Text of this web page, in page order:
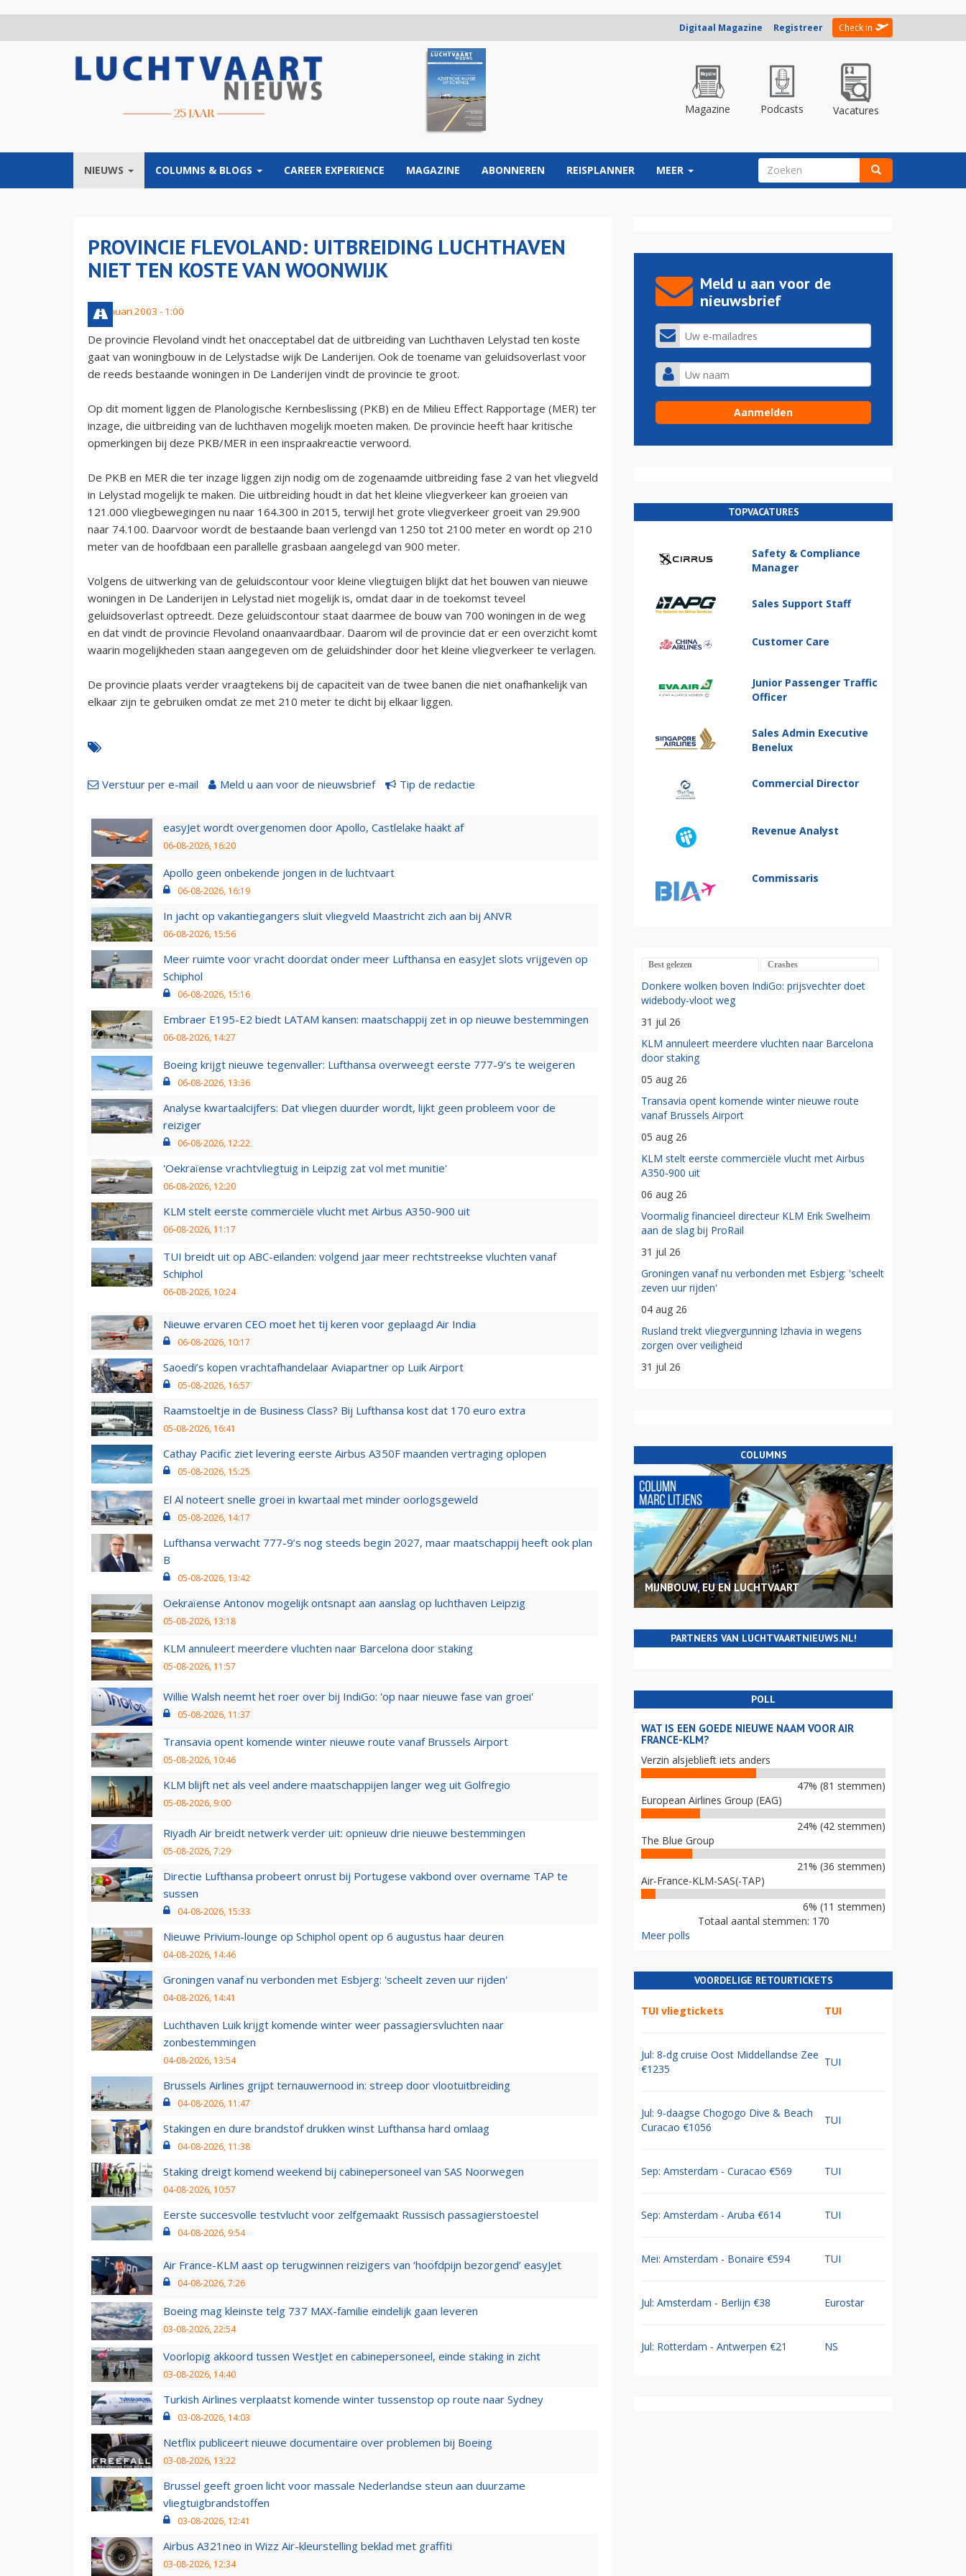
Digitaal Magazine Registreer Check in
Magazine Podcasts Vacatures
NIEUWS COLUMNS & BLOGS CAREER EXPERIENCE MAGAZINE ABONNEREN REISPLANNER MEER ZOEKVELD
PROVINCIE FLEVOLAND: UITBREIDING LUCHTHAVEN
NIET TEN KOSTE VAN WOONWIJK
15 januari 2003 - 1:00
De provincie Flevoland vindt het onacceptabel dat de uitbreiding van Luchthaven Lelystad ten koste
gaat van woningbouw in de Lelystadse wijk De Landerijen. Ook de toename van geluidsoverlast voor
de reeds bestaande woningen in De Landerijen vindt de provincie te groot.
Op dit moment liggen de Planologische Kernbeslissing (PKB) en de Milieu Effect Rapportage (MER) ter
inzage, die uitbreiding van de luchthaven mogelijk moeten maken. De provincie heeft haar kritische
opmerkingen bij deze PKB/MER in een inspraakreactie verwoord.
De PKB en MER die ter inzage liggen zijn nodig om de zogenaamde uitbreiding fase 2 van het vliegveld
in Lelystad mogelijk te maken. Die uitbreiding houdt in dat het kleine vliegverkeer kan groeien van
121.000 vliegbewegingen nu naar 164.300 in 2015, terwijl het grote vliegverkeer groeit van 29.900
naar 74.100. Daarvoor wordt de bestaande baan verlengd van 1250 tot 2100 meter en wordt op 210
meter van de hoofdbaan een parallelle grasbaan aangelegd van 900 meter.
Volgens de uitwerking van de geluidscontour voor kleine vliegtuigen blijkt dat het bouwen van nieuwe
woningen in De Landerijen in Lelystad niet mogelijk is, omdat daar in de toekomst teveel
geluidsoverlast optreedt. Deze geluidscontour staat daarmee de bouw van 700 woningen in de weg
en dat vindt de provincie Flevoland onaanvaardbaar. Daarom wil de provincie dat er een overzicht komt
waarin mogelijkheden staan aangegeven om de geluidshinder door het kleine vliegverkeer te verlagen.
De provincie plaats verder vraagtekens bij de capaciteit van de twee banen die niet onafhankelijk van
elkaar zijn te gebruiken omdat ze met 210 meter te dicht bij elkaar liggen.
Verstuur per e-mail Meld u aan voor de nieuwsbrief Tip de redactie
easyJet wordt overgenomen door Apollo, Castlelake haakt af
06-08-2026, 16:20
Apollo geen onbekende jongen in de luchtvaart
06-08-2026, 16:19
In jacht op vakantiegangers sluit vliegveld Maastricht zich aan bij ANVR
06-08-2026, 15:56
Meer ruimte voor vracht doordat onder meer Lufthansa en easyJet slots vrijgeven op
Schiphol
06-08-2026, 15:16
Embraer E195-E2 biedt LATAM kansen: maatschappij zet in op nieuwe bestemmingen
06-08-2026, 14:27
Boeing krijgt nieuwe tegenvaller: Lufthansa overweegt eerste 777-9’s te weigeren
06-08-2026, 13:36
Analyse kwartaalcijfers: Dat vliegen duurder wordt, lijkt geen probleem voor de
reiziger
06-08-2026, 12:22
'Oekraïense vrachtvliegtuig in Leipzig zat vol met munitie'
06-08-2026, 12:20
KLM stelt eerste commerciële vlucht met Airbus A350-900 uit
06-08-2026, 11:17
TUI breidt uit op ABC-eilanden: volgend jaar meer rechtstreekse vluchten vanaf
Schiphol
06-08-2026, 10:24
Nieuwe ervaren CEO moet het tij keren voor geplaagd Air India
06-08-2026, 10:17
Saoedi’s kopen vrachtafhandelaar Aviapartner op Luik Airport
05-08-2026, 16:57
Raamstoeltje in de Business Class? Bij Lufthansa kost dat 170 euro extra
05-08-2026, 16:41
Cathay Pacific ziet levering eerste Airbus A350F maanden vertraging oplopen
05-08-2026, 15:25
El Al noteert snelle groei in kwartaal met minder oorlogsgeweld
05-08-2026, 14:17
Lufthansa verwacht 777-9’s nog steeds begin 2027, maar maatschappij heeft ook plan
B
05-08-2026, 13:42
Oekraïense Antonov mogelijk ontsnapt aan aanslag op luchthaven Leipzig
05-08-2026, 13:18
KLM annuleert meerdere vluchten naar Barcelona door staking
05-08-2026, 11:57
Willie Walsh neemt het roer over bij IndiGo: 'op naar nieuwe fase van groei'
05-08-2026, 11:37
Transavia opent komende winter nieuwe route vanaf Brussels Airport
05-08-2026, 10:46
KLM blijft net als veel andere maatschappijen langer weg uit Golfregio
05-08-2026, 9:00
Riyadh Air breidt netwerk verder uit: opnieuw drie nieuwe bestemmingen
05-08-2026, 7:29
Directie Lufthansa probeert onrust bij Portugese vakbond over overname TAP te
sussen
04-08-2026, 15:33
Nieuwe Privium-lounge op Schiphol opent op 6 augustus haar deuren
04-08-2026, 14:46
Groningen vanaf nu verbonden met Esbjerg: 'scheelt zeven uur rijden'
04-08-2026, 14:41
Luchthaven Luik krijgt komende winter weer passagiersvluchten naar
zonbestemmingen
04-08-2026, 13:54
Brussels Airlines grijpt ternauwernood in: streep door vlootuitbreiding
04-08-2026, 11:47
Stakingen en dure brandstof drukken winst Lufthansa hard omlaag
04-08-2026, 11:38
Staking dreigt komend weekend bij cabinepersoneel van SAS Noorwegen
04-08-2026, 10:57
Eerste succesvolle testvlucht voor zelfgemaakt Russisch passagierstoestel
04-08-2026, 9:54
Air France-KLM aast op terugwinnen reizigers van ‘hoofdpijn bezorgend’ easyJet
04-08-2026, 7:26
Boeing mag kleinste telg 737 MAX-familie eindelijk gaan leveren
03-08-2026, 22:54
Voorlopig akkoord tussen WestJet en cabinepersoneel, einde staking in zicht
03-08-2026, 14:40
Turkish Airlines verplaatst komende winter tussenstop op route naar Sydney
03-08-2026, 14:03
Netflix publiceert nieuwe documentaire over problemen bij Boeing
03-08-2026, 13:22
Brussel geeft groen licht voor massale Nederlandse steun aan duurzame
vliegtuigbrandstoffen
03-08-2026, 12:41
Airbus A321neo in Wizz Air-kleurstelling beklad met graffiti
03-08-2026, 12:34
Meld u aan voor de
nieuwsbrief
TOPVACATURES
Safety & Compliance
Manager
Sales Support Staff
Customer Care
Junior Passenger Traffic
Officer
Sales Admin Executive
Benelux
Commercial Director
Revenue Analyst
Commissaris
Best gelezen Crashes
Donkere wolken boven IndiGo: prijsvechter doet
widebody-vloot weg
31 jul 26
KLM annuleert meerdere vluchten naar Barcelona
door staking
05 aug 26
Transavia opent komende winter nieuwe route
vanaf Brussels Airport
05 aug 26
KLM stelt eerste commerciële vlucht met Airbus
A350-900 uit
06 aug 26
Voormalig financieel directeur KLM Erik Swelheim
aan de slag bij ProRail
31 jul 26
Groningen vanaf nu verbonden met Esbjerg: 'scheelt
zeven uur rijden'
04 aug 26
Rusland trekt vliegvergunning Izhavia in wegens
zorgen over veiligheid
31 jul 26
COLUMNS
MIJNBOUW, EU EN LUCHTVAART
PARTNERS VAN LUCHTVAARTNIEUWS.NL!
POLL
WAT IS EEN GOEDE NIEUWE NAAM VOOR AIR
FRANCE-KLM?
Verzin alsjeblieft iets anders
47% (81 stemmen)
European Airlines Group (EAG)
24% (42 stemmen)
The Blue Group
21% (36 stemmen)
Air-France-KLM-SAS(-TAP)
6% (11 stemmen)
Totaal aantal stemmen: 170
Meer polls
VOORDELIGE RETOURTICKETS
TUI vliegtickets TUI
Jul: 8-dg cruise Oost Middellandse Zee
€1235
TUI
Jul: 9-daagse Chogogo Dive & Beach
Curacao €1056
TUI
Sep: Amsterdam - Curacao €569 TUI
Sep: Amsterdam - Aruba €614 TUI
Mei: Amsterdam - Bonaire €594 TUI
Jul: Amsterdam - Berlijn €38 Eurostar
Jul: Rotterdam - Antwerpen €21 NS